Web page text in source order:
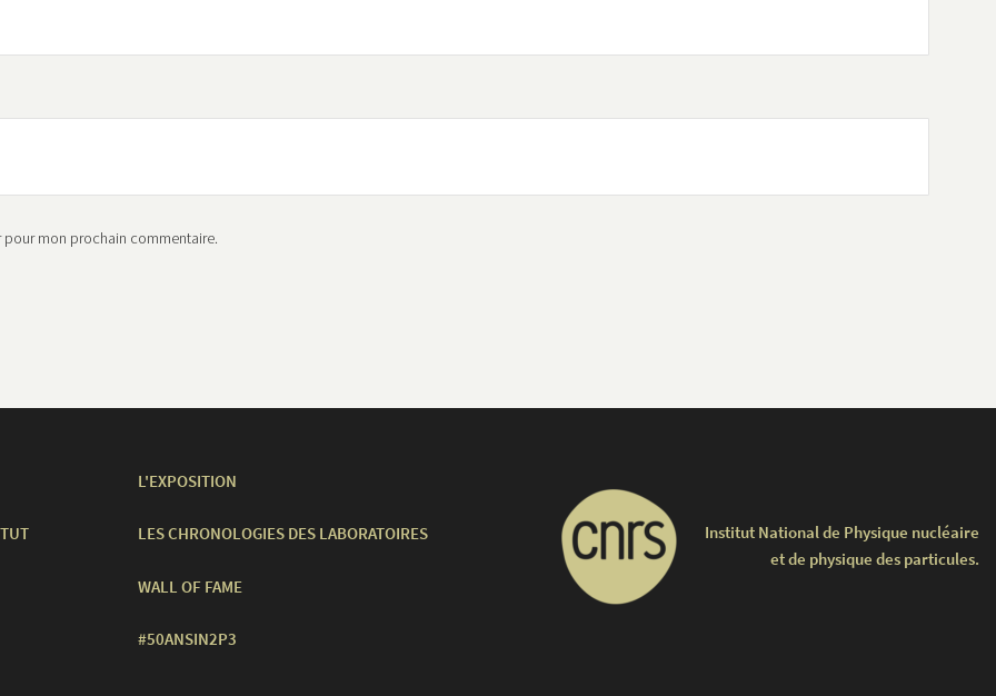
pour mon prochain commentaire.
L'EXPOSITION
LES CHRONOLOGIES DES LABORATOIRES
WALL OF FAME
#50ANSIN2P3
Institut National de Physique nucléaire
et de physique des particules.